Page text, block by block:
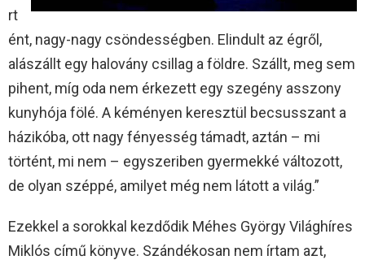
rt
ént, nagy-nagy csöndességben. Elindult az égről,
alászállt egy halovány csillag a földre. Szállt, meg sem
pihent, míg oda nem érkezett egy szegény asszony
kunyhója fölé. A kéményen keresztül becsusszant a
házikóba, ott nagy fényesség támadt, aztán – mi
történt, mi nem – egyszeriben gyermekké változott,
de olyan széppé, amilyet még nem látott a világ.”
Ezekkel a sorokkal kezdődik Méhes György Világhíres
Miklós című könyve. Szándékosan nem írtam azt,